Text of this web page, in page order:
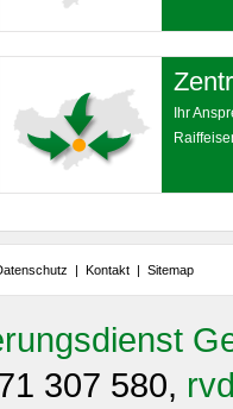
Ihr
| Kontakt | Sitemap
307 580,